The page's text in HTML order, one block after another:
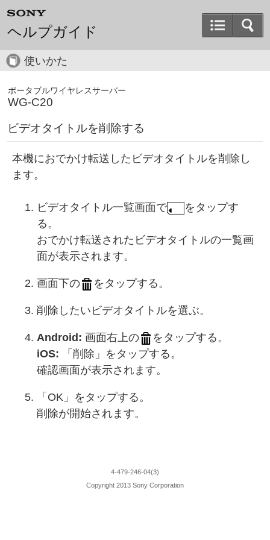
ヘルプガイド
使いかた
ポータブルワイヤレスサーバー
WG-C20
ビデオタイトルを削除する
本機におでかけ転送したビデオタイトルを削除し
ます。
ビデオタイトル一覧画面で
をタップす
る。
おでかけ転送されたビデオタイトルの一覧画
面が表示されます。
画面下の をタップする。
削除したいビデオタイトルを選ぶ。
Android: 画面右上の
をタップする。
iOS: 「削除」をタップする。
確認画面が表示されます。
「OK」をタップする。
削除が開始されます。
4-479-246-04(3)
Copyright 2013 Sony Corporation